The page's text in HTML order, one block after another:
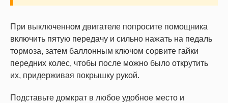
При выключенном двигателе попросите помощника
включить пятую передачу и сильно нажать на педаль
тормоза, затем баллонным ключом сорвите гайки
передних колес, чтобы после можно было открутить
их, придерживая покрышку рукой.
Подставьте домкрат в любое удобное место и